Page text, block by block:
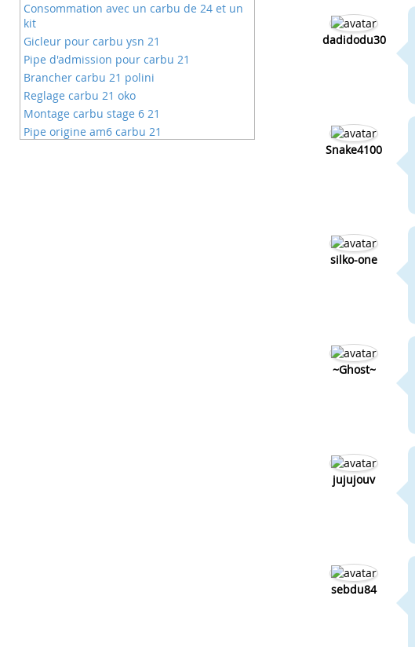
Consommation avec un carbu de 24 et un
kit
Gicleur pour carbu ysn 21
Pipe d'admission pour carbu 21
Brancher carbu 21 polini
Reglage carbu 21 oko
Montage carbu stage 6 21
Pipe origine am6 carbu 21
dadidodu30
Snake4100
silko-one
~Ghost~
jujujouv
sebdu84